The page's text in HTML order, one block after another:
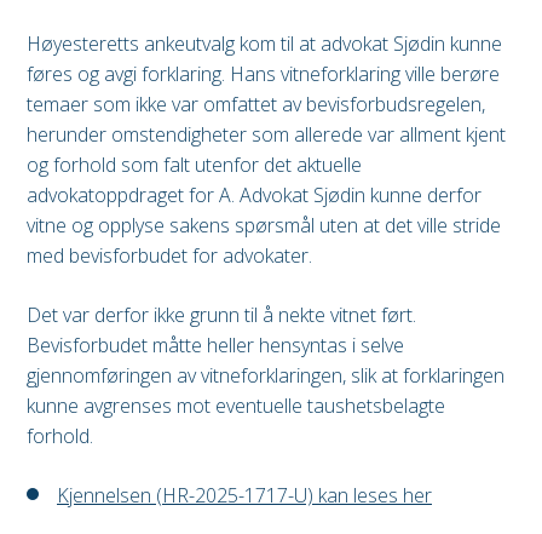
Høyesteretts ankeutvalg kom til at advokat Sjødin kunne
føres og avgi forklaring. Hans vitneforklaring ville berøre
temaer som ikke var omfattet av bevisforbudsregelen,
herunder omstendigheter som allerede var allment kjent
og forhold som falt utenfor det aktuelle
advokatoppdraget for A. Advokat Sjødin kunne derfor
vitne og opplyse sakens spørsmål uten at det ville stride
med bevisforbudet for advokater.
Det var derfor ikke grunn til å nekte vitnet ført.
Bevisforbudet måtte heller hensyntas i selve
gjennomføringen av vitneforklaringen, slik at forklaringen
kunne avgrenses mot eventuelle taushetsbelagte
forhold.
Kjennelsen (HR-2025-1717-U) kan leses her